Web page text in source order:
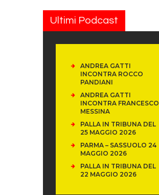
Ultimi Podcast
ANDREA GATTI
INCONTRA ROCCO
PANDIANI
ANDREA GATTI
INCONTRA FRANCESCO
MESSINA
PALLA IN TRIBUNA DEL
25 MAGGIO 2026
PARMA – SASSUOLO 24
MAGGIO 2026
PALLA IN TRIBUNA DEL
22 MAGGIO 2026